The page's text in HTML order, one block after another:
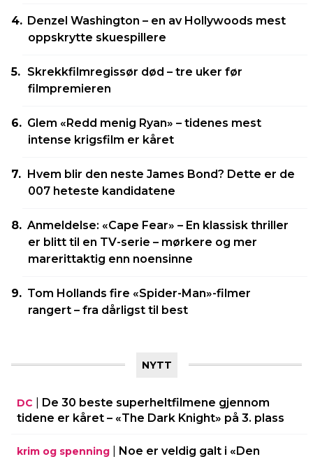
Denzel Washington – en av Hollywoods mest
oppskrytte skuespillere
Skrekkfilmregissør død – tre uker før
filmpremieren
Glem «Redd menig Ryan» – tidenes mest
intense krigsfilm er kåret
Hvem blir den neste James Bond? Dette er de
007 heteste kandidatene
Anmeldelse: «Cape Fear» – En klassisk thriller
er blitt til en TV-serie – mørkere og mer
marerittaktig enn noensinne
Tom Hollands fire «Spider-Man»-filmer
rangert – fra dårligst til best
NYTT
DC
De 30 beste superheltfilmene gjennom
tidene er kåret – «The Dark Knight» på 3. plass
krim og spenning
Noe er veldig galt i «Den